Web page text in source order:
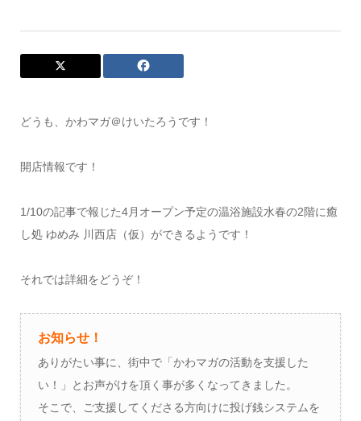
どうも、かわマガ＠けいたろうです！
開店情報です！
1/10の記事で報じた4月オープン予定の温浴施設水春の2階に癒
し処 ゆめみ 川西店（仮）ができるようです！
それでは詳細をどうぞ！
お知らせ！
ありがたい事に、街中で「かわマガの活動を支援した
い！」とお声がけを頂く事が多くなってきました。
そこで、ご支援してくださる方向けに投げ銭システムを